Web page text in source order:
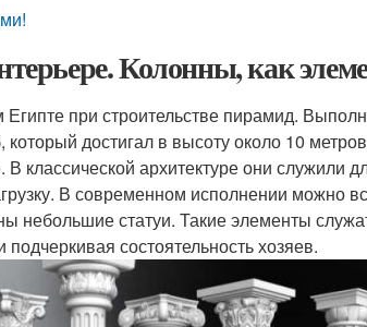
Колонны, как
при строительстве пирамид.
достигал в высоту около 10
классической архитектуре они служили
В современном исполнении можно
небольшие статуи. Такие элементы
состоятельность хозяев.